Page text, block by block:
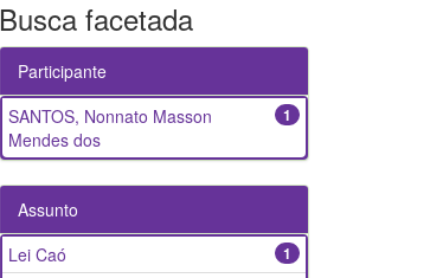
Busca facetada
Participante
1
SANTOS, Nonnato Masson
Mendes dos
Assunto
1
Lei Caó